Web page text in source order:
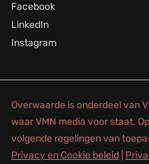
Facebook
LinkedIn
Instagram
Overwaarde is onderdeel van
waar VMN media voor staat.
volgende regelingen van
Privacy en Cookie beleid